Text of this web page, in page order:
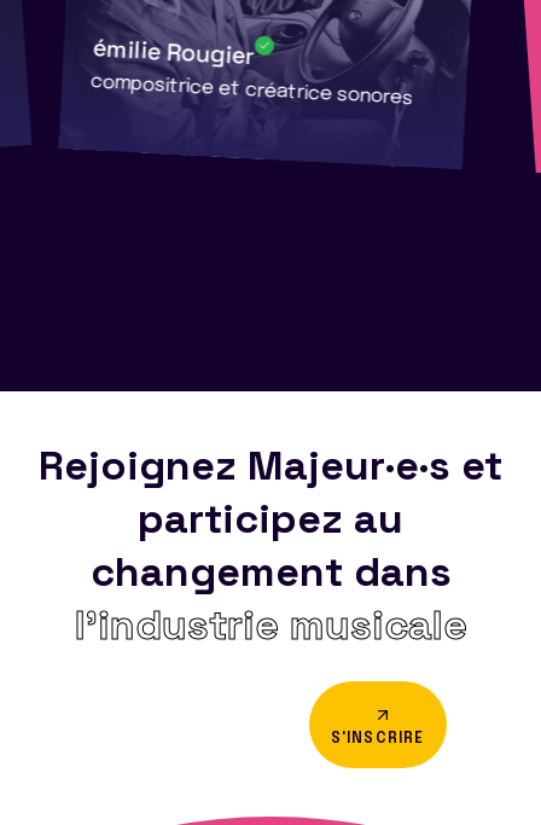
émilie Rougier
compositrice et créatrice sonores
Rejoignez Majeur·e·s et
participez au
changement dans
l’industrie musicale
S'INSCRIRE